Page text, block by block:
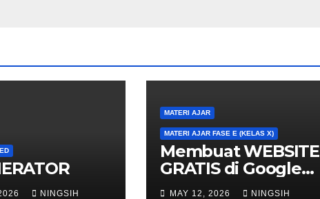
NINGSIH
MATERI AJAR
MATERI AJAR FASE E (KELAS X)
Membuat WEBSITE
GRATIS di Google
Site
MAY 12, 2026 NINGSIH